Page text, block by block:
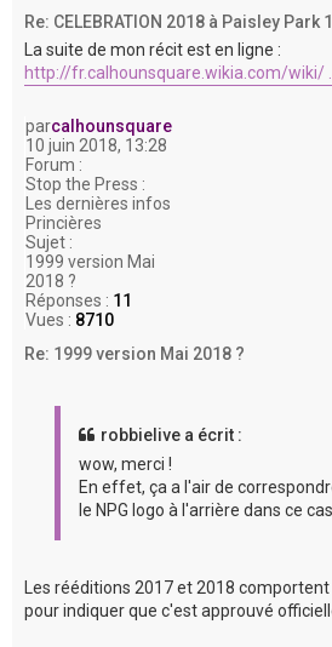
Re: CELEBRATION 2018 à Paisley
La suite de mon récit est en ligne :
http://fr.calhounsquare.wikia.com/wiki/
parcalhounsquare
10 juin 2018, 13:28
Forum :
Stop the Press :
Les dernières infos
Princières
Sujet :
1999 version Mai
2018 ?
Réponses : 11
Vues : 8710
Re: 1999 version Mai 2018 ?
robbielive a écrit :
wow, merci !
En effet, ça a l'air de
le NPG logo à l'arrière dans ce
Les rééditions 2017 et 2018
pour indiquer que c'est approuvé